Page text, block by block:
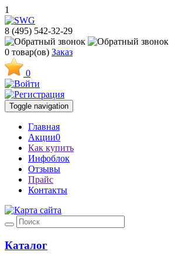
1
8 (495) 542-32-29
0 товар(ов) Заказ
0
Toggle navigation
Главная
Акции0
Как купить
Инфоблок
Отзывы
Прайс
Контакты
Каталог